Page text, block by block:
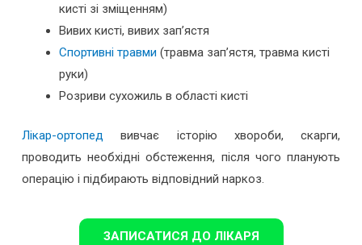
кисті зі зміщенням)
Вивих кисті, вивих зап’ястя
Спортивні травми (травма зап’ястя, травма кисті
руки)
Розриви сухожиль в області кисті
Лікар-ортопед вивчає історію хвороби, скарги,
проводить необхідні обстеження, після чого планують
операцію і підбирають відповідний наркоз.
ЗАПИСАТИСЯ ДО ЛІКАРЯ